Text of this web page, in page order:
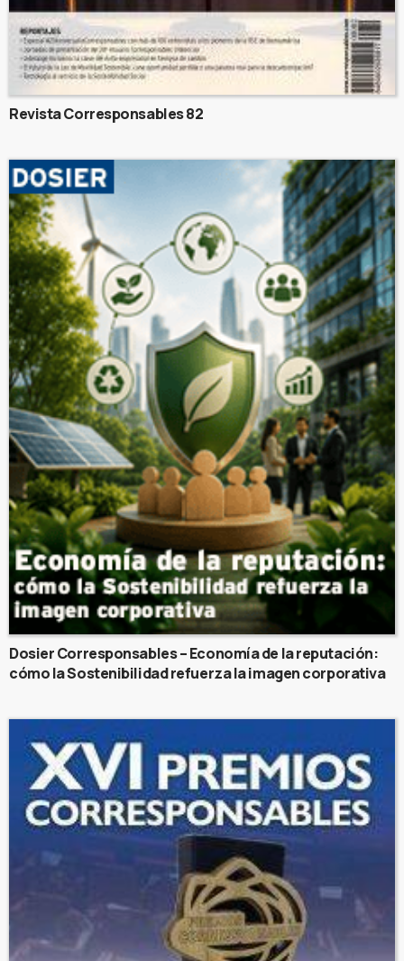
Revista Corresponsables 82
Dosier Corresponsables – Economía de la reputación:
cómo la Sostenibilidad refuerza la imagen corporativa